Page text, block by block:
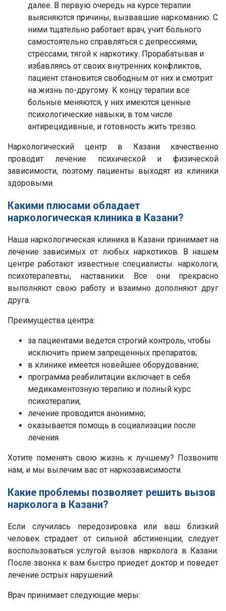
далее. В первую очередь на курсе терапии
выясняются причины, вызвавшие наркоманию. С
ними тщательно работает врач, учит больного
самостоятельно справляться с депрессиями,
стрессами, тягой к наркотику. Прорабатывая и
избавляясь от своих внутренних конфликтов,
пациент становится свободным от них и смотрит
на жизнь по-другому. К концу терапии все
больные меняются, у них имеются ценные
психологические навыки, в том числе
антирецидивные, и готовность жить трезво.
Наркологический центр в Казани качественно
проводит лечение психической и физической
зависимости, поэтому пациенты выходят из клиники
здоровыми.
Какими плюсами обладает
наркологическая клиника в Казани?
Наша наркологическая клиника в Казани принимает на
лечение зависимых от любых наркотиков. В нашем
центре работают известные специалисты: наркологи,
психотерапевты, наставники. Все они прекрасно
выполняют свою работу и взаимно дополняют друг
друга.
Преимущества центра:
за пациентами ведется строгий контроль, чтобы
исключить прием запрещенных препаратов;
в клинике имеется новейшее оборудование;
программа реабилитации включает в себя
медикаментозную терапию и полный курс
психотерапии;
лечение проводится анонимно;
оказывается помощь в социализации после
лечения.
Хотите поменять свою жизнь к лучшему? Позвоните
нам, и мы вылечим вас от наркозависимости.
Какие проблемы позволяет решить вызов
нарколога в Казани?
Если случилась передозировка или ваш близкий
человек страдает от сильной абстиненции, следует
воспользоваться услугой вызов нарколога в Казани.
После звонка к вам быстро приедет доктор и поведет
лечение острых нарушений.
Врач принимает следующие меры: